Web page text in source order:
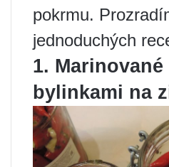
pokrmu.
jednoduchých
1.
bylinkami na